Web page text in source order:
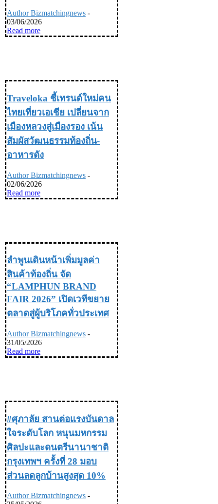
Author Bizmatchingnews -
03/06/2026
Read more
Traveloka ชี้เทรนด์ใหม่คน
ไทยเที่ยวเอเชีย เปลี่ยนจาก
เมืองหลวงสู่เมืองรอง เน้น
สัมผัสวัฒนธรรมท้องถิ่น-
อาหารดัง
Author Bizmatchingnews -
02/06/2026
Read more
ลำพูนเดินหน้าเพิ่มมูลค่า
สินค้าท้องถิ่น จัด
“LAMPHUN BRAND
FAIR 2026” เปิดเวทีขยาย
ตลาดสู่ผู้บริโภคทั่วประเทศ
Author Bizmatchingnews -
31/05/2026
Read more
#ศุภาลัย สานต่อแรงบันดาล
ใจระดับโลก หนุนมหกรรม
ศิลปะและดนตรีนานาชาติ
กรุงเทพฯ ครั้งที่ 28 มอบ
ส่วนลดลูกบ้านสูงสุด 10%
Author Bizmatchingnews -